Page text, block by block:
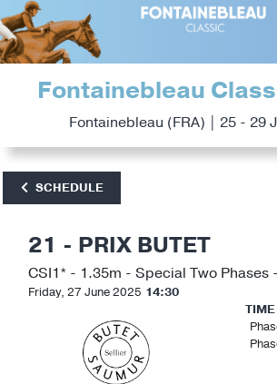
Fontainebleau
Fontainebleau (FRA) | 25 - 29
SCHEDULE
21 - PRIX BUTET
CSI1* - 1.35m - Special Two Phases
Friday, 27 June 2025 14:30